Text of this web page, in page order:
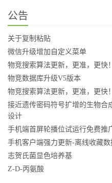
公告
关于复制粘贴
微信升级增加自定义菜单
物竞搜索算法更新，更准，更快！
物竞数据库升级V5版本
物竞搜索算法更新，更准，更快！
接近遗传密码符号扩增的生物合
设计
手机端首屏轮播位试运行免费推
手机客户端强力更新-离线收藏数
志贺氏菌显色培养基
Z-D-丙氨酸